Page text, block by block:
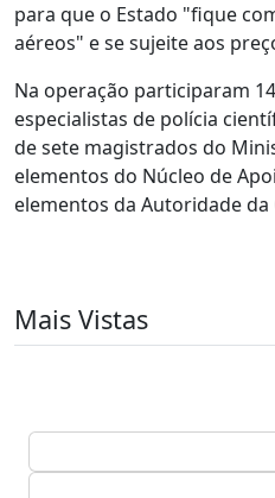
para que o Estado "fique
aéreos" e se sujeite aos
Na operação participaram
especialistas de polícia
de sete magistrados do
elementos do Núcleo de
elementos da Autoridade da
Mais Vistas